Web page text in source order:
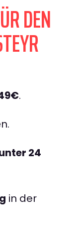
DEN
.
24
in der